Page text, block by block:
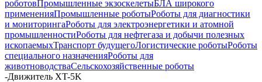
роботовПромышленные экзоскелетыБЛА широкого
примененияПромышленные роботыРоботы для диагностики
и мониторингаРоботы для электроэнергетики и атомной
промышленностиРоботы для нефтегаза и добычи полезных
ископаемыхТранспорт будущегоЛогистические роботыРоботы
специального назначенияРоботы для
животноводстваСельскохозяйственные роботы
-Движитель XT-5K